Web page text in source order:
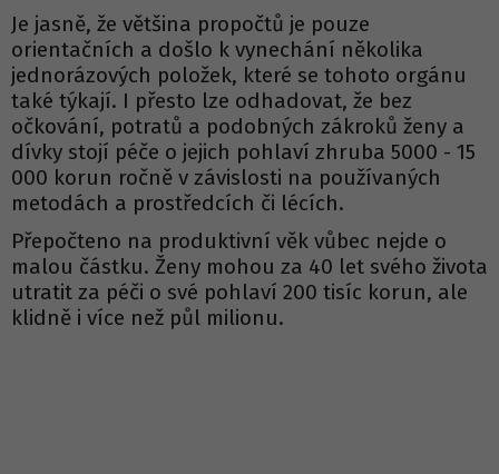
Je jasně, že většina propočtů je pouze
orientačních a došlo k vynechání několika
jednorázových položek, které se tohoto orgánu
také týkají. I přesto lze odhadovat, že bez
očkování, potratů a podobných zákroků ženy a
dívky stojí péče o jejich pohlaví zhruba 5000 - 15
000 korun ročně v závislosti na používaných
metodách a prostředcích či lécích.
Přepočteno na produktivní věk vůbec nejde o
malou částku. Ženy mohou za 40 let svého života
utratit za péči o své pohlaví 200 tisíc korun, ale
klidně i více než půl milionu.